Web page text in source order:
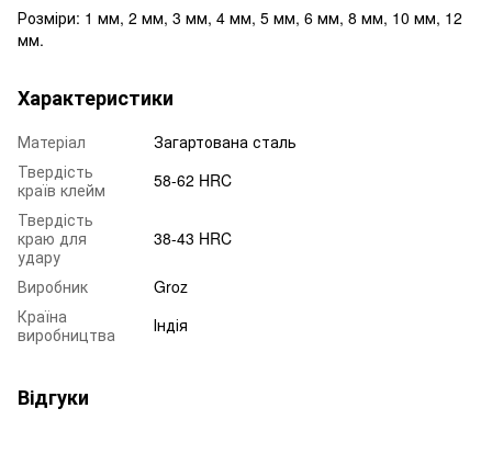
Розміри: 1 мм, 2 мм, 3 мм, 4 мм, 5 мм, 6 мм, 8 мм, 10 мм, 12
мм.
Характеристики
Матеріал
Загартована сталь
Твердість
країв клейм
58-62 HRC
Твердість
краю для
удару
38-43 HRC
Виробник
Groz
Країна
виробництва
Індія
Відгуки